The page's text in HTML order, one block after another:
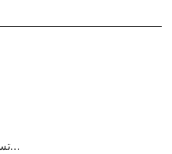
تسليم سريع سهولة الطلب و...